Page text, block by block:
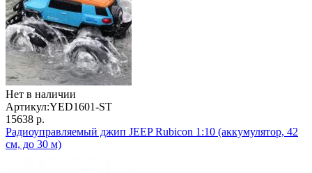
Нет в наличии
Артикул:YED1601-ST
15638 р.
Радиоуправляемый джип JEEP Rubicon 1:10 (аккумулятор, 42
см, до 30 м)